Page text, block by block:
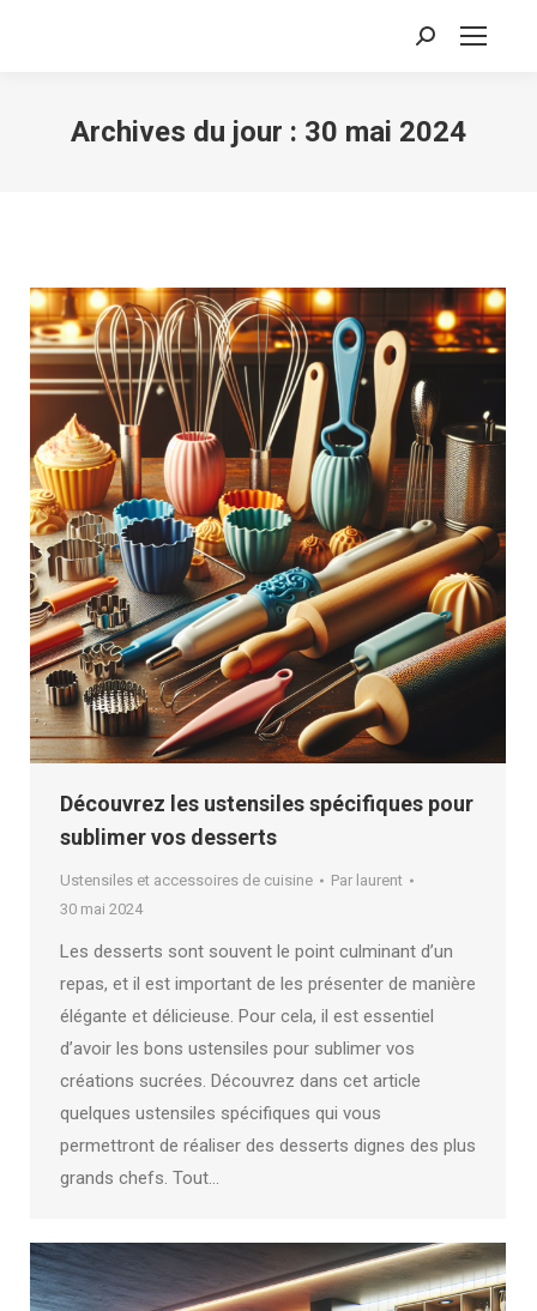
Recherche
Archives du jour : 30 mai 2024
Découvrez les ustensiles spécifiques pour
sublimer vos desserts
Ustensiles et accessoires de cuisine Par laurent
30 mai 2024
Les desserts sont souvent le point culminant d’un
repas, et il est important de les présenter de manière
élégante et délicieuse. Pour cela, il est essentiel
d’avoir les bons ustensiles pour sublimer vos
créations sucrées. Découvrez dans cet article
quelques ustensiles spécifiques qui vous
permettront de réaliser des desserts dignes des plus
grands chefs. Tout…